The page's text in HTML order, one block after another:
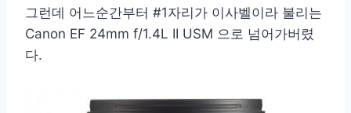
그런데 어느순간부터 #1자리가 이사벨이라 불리는
Canon EF 24mm f/1.4L II USM 으로 넘어가버렸
다.